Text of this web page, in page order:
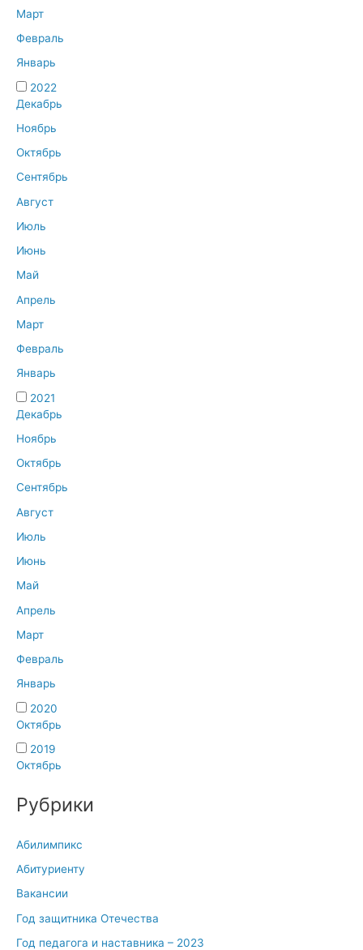
Март
Февраль
Январь
2022
Декабрь
Ноябрь
Октябрь
Сентябрь
Август
Июль
Июнь
Май
Апрель
Март
Февраль
Январь
2021
Декабрь
Ноябрь
Октябрь
Сентябрь
Август
Июль
Июнь
Май
Апрель
Март
Февраль
Январь
2020
Октябрь
2019
Октябрь
Рубрики
Абилимпикс
Абитуриенту
Вакансии
Год защитника Отечества
Год педагога и наставника – 2023